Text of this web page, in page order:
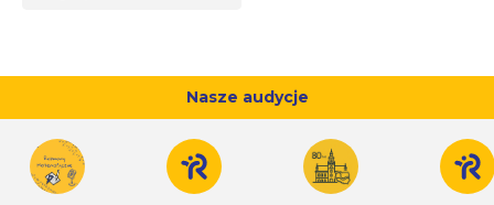
Nasze audycje